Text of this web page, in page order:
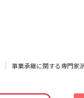
事業承継に関する専門家